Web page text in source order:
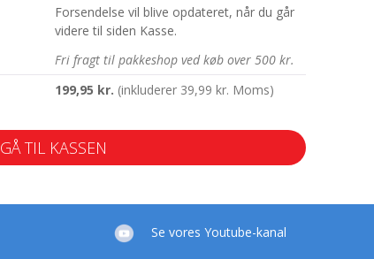
Forsendelse vil blive opdateret, når du går
videre til siden Kasse.
Fri fragt til pakkeshop ved køb over 500 kr.
199,95 kr. (inkluderer 39,99 kr. Moms)
GÅ TIL KASSEN
Se vores Youtube-kanal